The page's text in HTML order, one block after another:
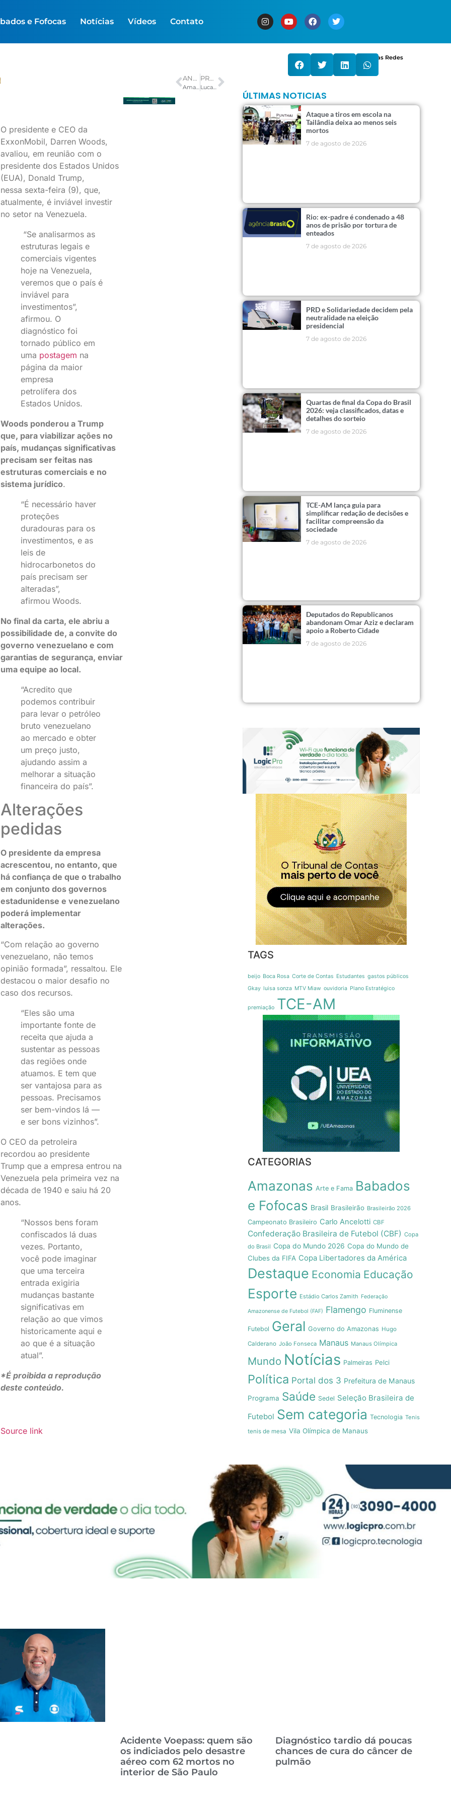
e Fofocas Notícias Vídeos Contato
O presidente e CEO da
ExxonMobil, Darren Woods,
avaliou, em reunião com o
presidente dos Estados Unidos
(EUA), Donald Trump,
nessa sexta-feira (9), que,
atualmente, é inviável investir
no setor na Venezuela.
“Se analisarmos as
estruturas legais e
comerciais vigentes
hoje na Venezuela,
veremos que o país é
inviável para
investimentos”,
afirmou. O
diagnóstico foi
tornado público em
uma postagem na
página da maior
empresa
petrolífera dos
Estados Unidos.
Woods ponderou a Trump
que, para viabilizar ações no
país, mudanças significativas
precisam ser feitas nas
estruturas comerciais e no
sistema jurídico.
“É necessário haver
proteções
duradouras para os
investimentos, e as
leis de
hidrocarbonetos do
país precisam ser
alteradas”,
afirmou Woods.
No final da carta, ele abriu a
possibilidade de, a convite do
governo venezuelano e com
garantias de segurança, enviar
uma equipe ao local.
“Acredito que
podemos contribuir
para levar o petróleo
bruto venezuelano
ao mercado e obter
um preço justo,
ajudando assim a
melhorar a situação
financeira do país”.
Alterações
pedidas
O presidente da empresa
acrescentou, no entanto, que
há confiança de que o trabalho
em conjunto dos governos
estadunidense e venezuelano
poderá implementar
alterações.
“Com relação ao governo
venezuelano, não temos
opinião formada”, ressaltou. Ele
destacou o maior desafio no
caso dos recursos.
“Eles são uma
importante fonte de
receita que ajuda a
sustentar as pessoas
das regiões onde
atuamos. E tem que
ser vantajosa para as
pessoas. Precisamos
ser bem-vindos lá —
e ser bons vizinhos”.
O CEO da petroleira
recordou ao presidente
Trump que a empresa entrou na
Venezuela pela primeira vez na
década de 1940 e saiu há 20
anos.
“Nossos bens foram
confiscados lá duas
vezes. Portanto,
você pode imaginar
que uma terceira
entrada exigiria
mudanças bastante
significativas em
relação ao que vimos
historicamente aqui e
ao que é a situação
atual”.
*É proibida a reprodução
deste conteúdo.
Source link
ANTERIOR
Amazonas registra menor volume de alertas de desmatamento em 8 anos
PRÓXIMO
Lucas Pinheiro garante outra prata na Copa do Mundo de esqui alpino
Compartilhe nas Redes
ÚLTIMAS NOTICIAS
Ataque a tiros em escola na
Tailândia deixa ao menos seis
mortos
7 de agosto de 2026
Rio: ex-padre é condenado a 48
anos de prisão por tortura de
enteados
7 de agosto de 2026
PRD e Solidariedade decidem pela
neutralidade na eleição
presidencial
7 de agosto de 2026
Quartas de final da Copa do Brasil
2026: veja classificados, datas e
detalhes do sorteio
7 de agosto de 2026
TCE-AM lança guia para
simplificar redação de decisões e
facilitar compreensão da
sociedade
7 de agosto de 2026
Deputados do Republicanos
abandonam Omar Aziz e declaram
apoio a Roberto Cidade
7 de agosto de 2026
TAGS
beijo Boca Rosa Corte de Contas Estudantes gastos públicos
Gkay luisa sonza MTV Miaw ouvidoria Plano Estratégico
premiação TCE-AM
CATEGORIAS
Amazonas Arte e Fama Babados
e Fofocas Brasil Brasileirão Brasileirão 2026
Campeonato Brasileiro Carlo Ancelotti CBF
Confederação Brasileira de Futebol (CBF) Copa
do Brasil Copa do Mundo 2026 Copa do Mundo de
Clubes da FIFA Copa Libertadores da América
Destaque Economia Educação
Esporte Estádio Carlos Zamith Federação
Amazonense de Futebol (FAF) Flamengo Fluminense
Futebol Geral Governo do Amazonas Hugo
Calderano João Fonseca Manaus Manaus Olímpica
Mundo Notícias Palmeiras Pelci
Política Portal dos 3 Prefeitura de Manaus
Programa Saúde Sedel Seleção Brasileira de
Futebol Sem categoria Tecnologia Tenis
tenis de mesa Vila Olímpica de Manaus
Acidente Voepass: quem são
os indiciados pelo desastre
aéreo com 62 mortos no
interior de São Paulo
Diagnóstico tardio dá poucas
chances de cura do câncer de
pulmão